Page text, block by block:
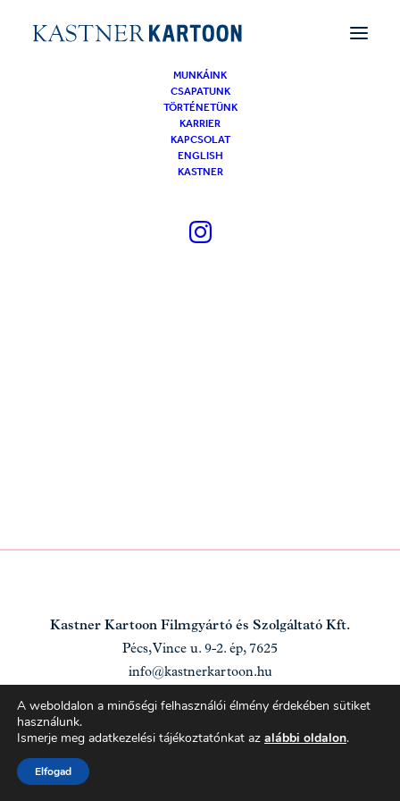
MUNKÁINK
CSAPATUNK
TÖRTÉNETÜNK
KARRIER
KAPCSOLAT
ENGLISH
KASTNER
Értesülj újdonságainkról!
[mc4wp_form id=”139″]
Kastner Kartoon Filmgyártó és Szolgáltató Kft.
Pécs, Vince u. 9-2. ép, 7625
info@kastnerkartoon.hu
A weboldalon a minőségi felhasználói élmény érdekében sütiket
használunk.
Ismerje meg adatkezelési tájékoztatónkat az alábbi oldalon.
Elfogad